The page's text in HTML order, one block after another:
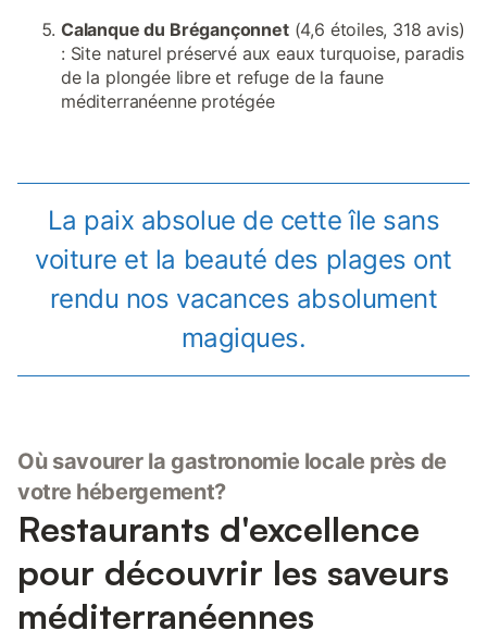
Calanque du Brégançonnet(4,6 étoiles, 318 avis)
: Site naturel préservé aux eaux turquoise, paradis
de la plongée libre et refuge de la faune
méditerranéenne protégée
La paix absolue de cette île sans
voiture et la beauté des plages ont
rendu nos vacances absolument
magiques.
Où savourer la gastronomie locale près de
votre hébergement?
Restaurants d'excellence
pour découvrir les saveurs
méditerranéennes